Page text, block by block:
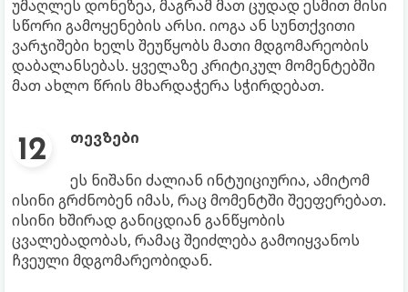
უმაღლეს დონეზეა, მაგრამ მათ ცუდად ესმით მისი
სწორი გამოყენების არსი. იოგა ან სუნთქვითი
ვარჯიშები ხელს შეუწყობს მათი მდგომარეობის
დაბალანსებას. ყველაზე კრიტიკულ მომენტებში
მათ ახლო წრის მხარდაჭერა სჭირდებათ.
თევზები
ეს ნიშანი ძალიან ინტუიციურია, ამიტომ
ისინი გრძნობენ იმას, რაც მომენტში შეეფერებათ.
ისინი ხშირად განიცდიან განწყობის
ცვალებადობას, რამაც შეიძლება გამოიყვანოს
ჩვეული მდგომარეობიდან.